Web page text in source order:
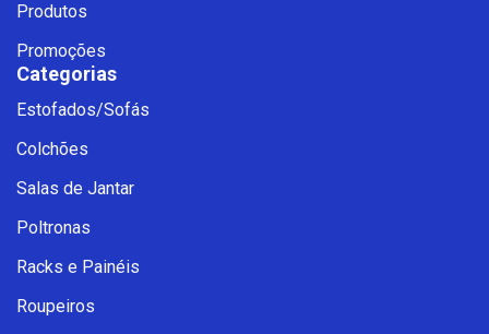
Produtos
Promoções
Categorias
Estofados/Sofás
Colchões
Salas de Jantar
Poltronas
Racks e Painéis
Roupeiros